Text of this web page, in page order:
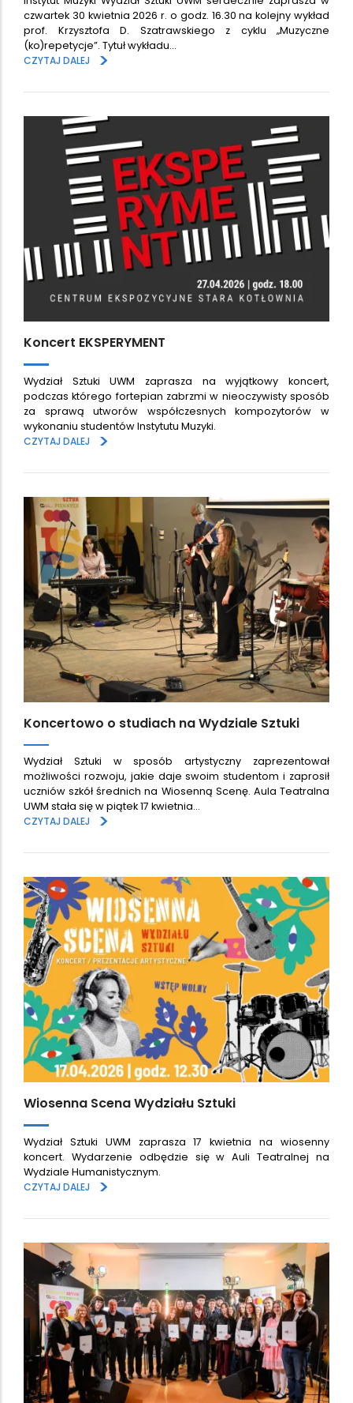
czwartek 30 kwietnia 2026 r. o godz. 16.30 na kolejny wykład
prof. Krzysztofa D. Szatrawskiego z cyklu „Muzyczne
(ko)repetycje”. Tytuł wykładu…
CZYTAJ DALEJ
>
Koncert EKSPERYMENT
Wydział Sztuki UWM zaprasza na wyjątkowy koncert,
podczas którego fortepian zabrzmi w nieoczywisty sposób
za sprawą utworów współczesnych kompozytorów w
wykonaniu studentów Instytutu Muzyki.
CZYTAJ DALEJ
>
Koncertowo o studiach na Wydziale Sztuki
Wydział Sztuki w sposób artystyczny zaprezentował
możliwości rozwoju, jakie daje swoim studentom i zaprosił
uczniów szkół średnich na Wiosenną Scenę. Aula Teatralna
UWM stała się w piątek 17 kwietnia…
CZYTAJ DALEJ
>
Wiosenna Scena Wydziału Sztuki
Wydział Sztuki UWM zaprasza 17 kwietnia na wiosenny
koncert. Wydarzenie odbędzie się w Auli Teatralnej na
Wydziale Humanistycznym.
CZYTAJ DALEJ
>